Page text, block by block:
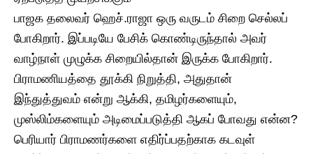
பாஜக தலைவர் ஹெச்.ராஜா ஒரு வருடம் சிறை செல்லப்
போகிறார். இப்படியே பேசிக் கொண்டிருந்தால் அவர்
வாழ்நாள் முழுக்க சிறையில்தான் இருக்க போகிறார்.
பிராமணியத்தை தூக்கி நிறுத்தி, அதுதான்
இந்துத்துவம் என்று ஆக்கி, தமிழர்களையும்,
முஸ்லிம்களையும் அடிமைப்படுத்தி ஆகப் போவது என்ன?
பெரியார் பிராமணர்களை எதிர்ப்பதற்காக கடவுள்